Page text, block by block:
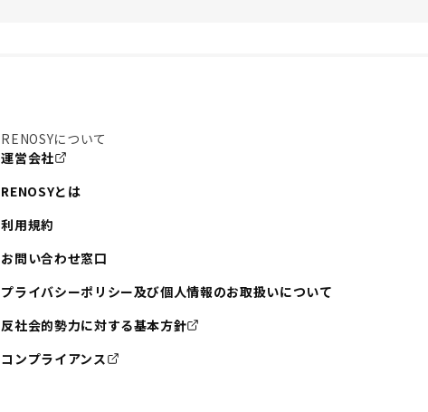
RENOSYについて
運営会社
RENOSYとは
利用規約
お問い合わせ窓口
プライバシーポリシー及び個人情報のお取扱いについて
反社会的勢力に対する基本方針
コンプライアンス